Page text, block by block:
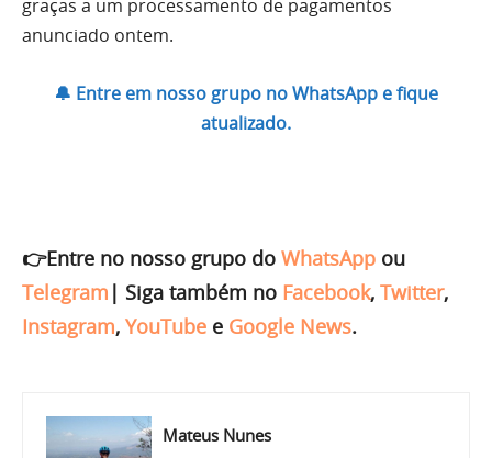
graças a um processamento de pagamentos
anunciado ontem.
🔔 Entre em nosso grupo no WhatsApp e fique
atualizado.
👉Entre no nosso grupo do WhatsApp ou
Telegram | Siga também no Facebook, Twitter,
Instagram, YouTube e Google News.
Mateus Nunes